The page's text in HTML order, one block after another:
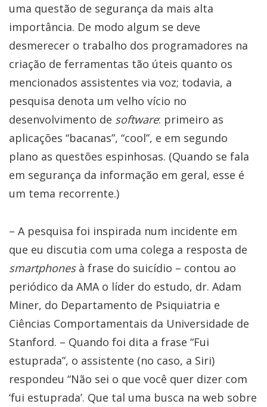
uma questão de segurança da mais alta
importância. De modo algum se deve
desmerecer o trabalho dos programadores na
criação de ferramentas tão úteis quanto os
mencionados assistentes via voz; todavia, a
pesquisa denota um velho vício no
desenvolvimento de software: primeiro as
aplicações “bacanas”, “cool”, e em segundo
plano as questões espinhosas. (Quando se fala
em segurança da informação em geral, esse é
um tema recorrente.)
– A pesquisa foi inspirada num incidente em
que eu discutia com uma colega a resposta de
smartphonesà frase do suicídio – contou ao
periódico da AMA o líder do estudo, dr. Adam
Miner, do Departamento de Psiquiatria e
Ciências Comportamentais da Universidade de
Stanford. – Quando foi dita a frase “Fui
estuprada”, o assistente (no caso, a Siri)
respondeu “Não sei o que você quer dizer com
‘fui estuprada’. Que tal uma busca na web sobre